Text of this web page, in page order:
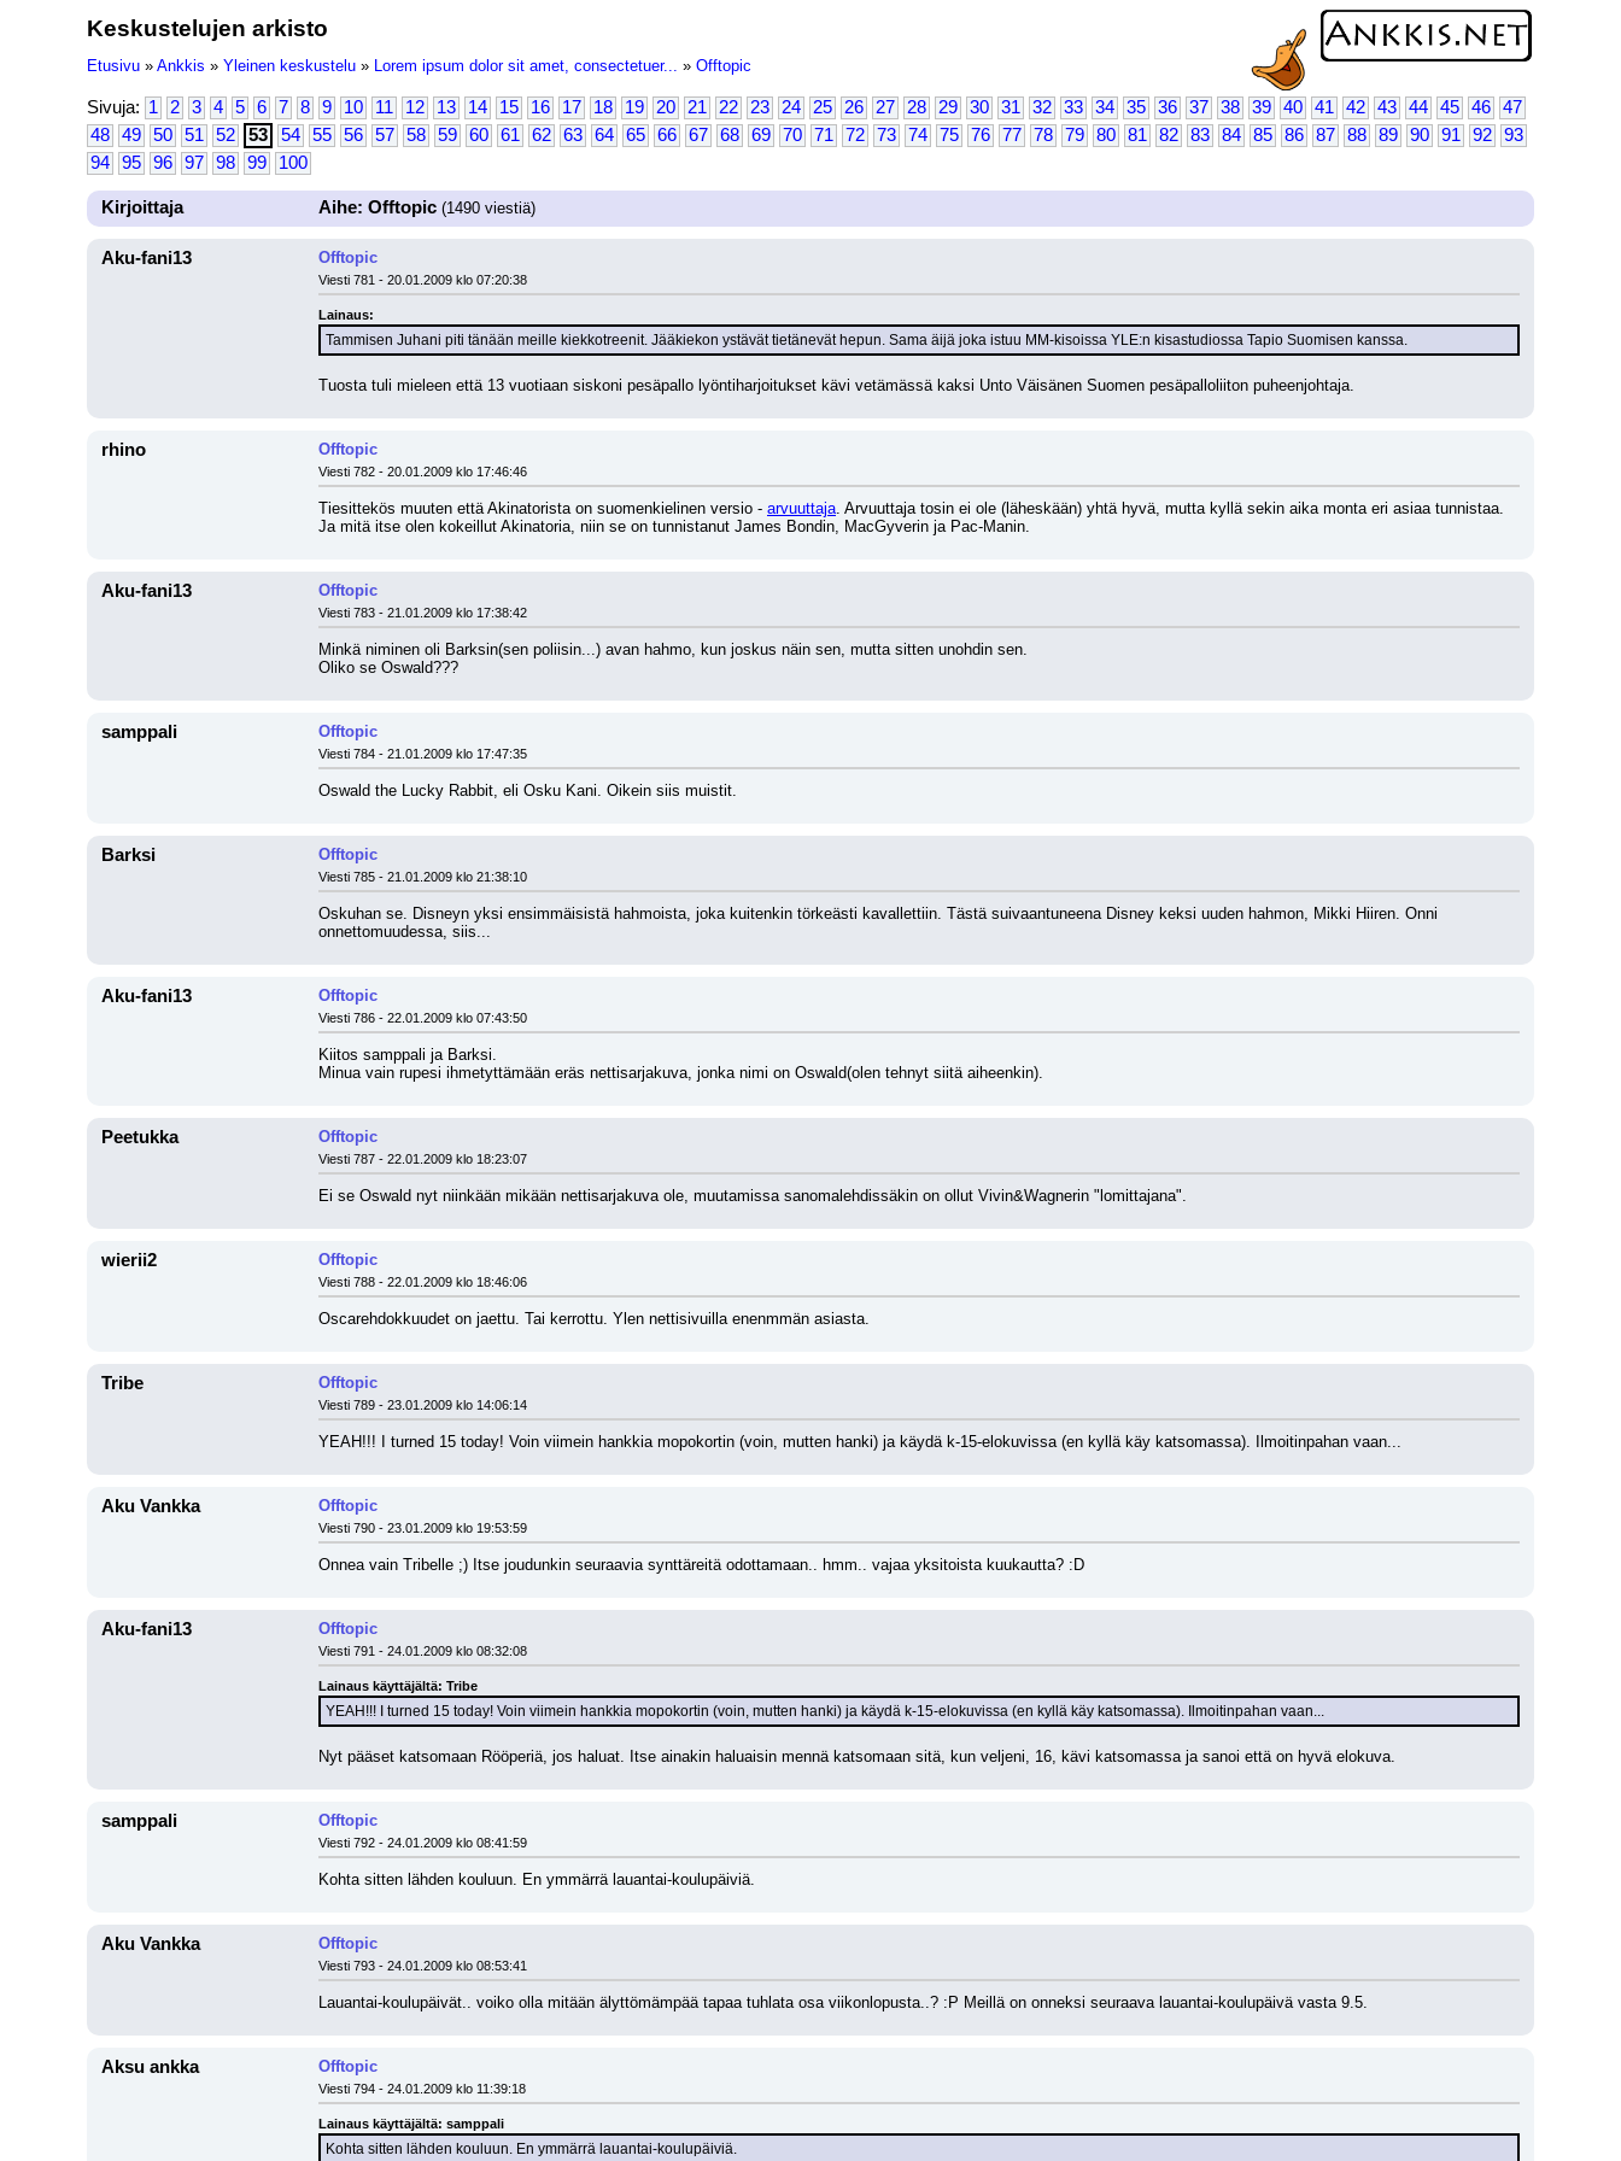
Keskustelujen arkisto
Etusivu » Ankkis » Yleinen keskustelu » Lorem ipsum dolor sit amet, consectetuer... » Offtopic
Sivuja: 1 2 3 4 5 6 7 8 9 10 11 12 13 14 15 16 17 18 19 20 21 22 23 24 25 26 27 28 29 30 31 32 33 34 35 36 37 38 39 40 41 42 43 44 45 46
47
48
49 50 51 52 53 54 55 56 57 58 59 60 61 62 63 64 65 66 67 68 69 70 71 72 73 74 75 76 77 78 79 80 81 82 83 84 85 86 87 88 89 90 91 92
93
94
95 96 97 98 99 100
Kirjoittaja Aihe: Offtopic (1490 viestiä)
Aku-fani13 Offtopic
Viesti 781 - 20.01.2009 klo 07:20:38
Lainaus:
Tammisen Juhani piti tänään meille kiekkotreenit. Jääkiekon ystävät tietänevät hepun. Sama äijä joka istuu MM-kisoissa YLE:n kisastudiossa Tapio Suomisen kanssa.
Tuosta tuli mieleen että 13 vuotiaan siskoni pesäpallo lyöntiharjoitukset kävi vetämässä kaksi Unto Väisänen Suomen pesäpalloliiton puheenjohtaja.
rhino Offtopic
Viesti 782 - 20.01.2009 klo 17:46:46
Tiesittekös muuten että Akinatorista on suomenkielinen versio - arvuuttaja. Arvuuttaja tosin ei ole (läheskään) yhtä hyvä, mutta kyllä sekin aika monta eri asiaa tunnistaa.
Ja mitä itse olen kokeillut Akinatoria, niin se on tunnistanut James Bondin, MacGyverin ja Pac-Manin.
Aku-fani13 Offtopic
Viesti 783 - 21.01.2009 klo 17:38:42
Minkä niminen oli Barksin(sen poliisin...) avan hahmo, kun joskus näin sen, mutta sitten unohdin sen.
Oliko se Oswald???
samppali Offtopic
Viesti 784 - 21.01.2009 klo 17:47:35
Oswald the Lucky Rabbit, eli Osku Kani. Oikein siis muistit.
Barksi Offtopic
Viesti 785 - 21.01.2009 klo 21:38:10
Oskuhan se. Disneyn yksi ensimmäisistä hahmoista, joka kuitenkin törkeästi kavallettiin. Tästä suivaantuneena Disney keksi uuden hahmon, Mikki Hiiren. Onni
onnettomuudessa, siis...
Aku-fani13 Offtopic
Viesti 786 - 22.01.2009 klo 07:43:50
Kiitos samppali ja Barksi.
Minua vain rupesi ihmetyttämään eräs nettisarjakuva, jonka nimi on Oswald(olen tehnyt siitä aiheenkin).
Peetukka Offtopic
Viesti 787 - 22.01.2009 klo 18:23:07
Ei se Oswald nyt niinkään mikään nettisarjakuva ole, muutamissa sanomalehdissäkin on ollut Vivin&Wagnerin "lomittajana".
wierii2 Offtopic
Viesti 788 - 22.01.2009 klo 18:46:06
Oscarehdokkuudet on jaettu. Tai kerrottu. Ylen nettisivuilla enenmmän asiasta.
Tribe Offtopic
Viesti 789 - 23.01.2009 klo 14:06:14
YEAH!!! I turned 15 today! Voin viimein hankkia mopokortin (voin, mutten hanki) ja käydä k-15-elokuvissa (en kyllä käy katsomassa). Ilmoitinpahan vaan...
Aku Vankka Offtopic
Viesti 790 - 23.01.2009 klo 19:53:59
Onnea vain Tribelle ;) Itse joudunkin seuraavia synttäreitä odottamaan.. hmm.. vajaa yksitoista kuukautta? :D
Aku-fani13 Offtopic
Viesti 791 - 24.01.2009 klo 08:32:08
Lainaus käyttäjältä: Tribe
YEAH!!! I turned 15 today! Voin viimein hankkia mopokortin (voin, mutten hanki) ja käydä k-15-elokuvissa (en kyllä käy katsomassa). Ilmoitinpahan vaan...
Nyt pääset katsomaan Rööperiä, jos haluat. Itse ainakin haluaisin mennä katsomaan sitä, kun veljeni, 16, kävi katsomassa ja sanoi että on hyvä elokuva.
samppali Offtopic
Viesti 792 - 24.01.2009 klo 08:41:59
Kohta sitten lähden kouluun. En ymmärrä lauantai-koulupäiviä.
Aku Vankka Offtopic
Viesti 793 - 24.01.2009 klo 08:53:41
Lauantai-koulupäivät.. voiko olla mitään älyttömämpää tapaa tuhlata osa viikonlopusta..? :P Meillä on onneksi seuraava lauantai-koulupäivä vasta 9.5.
Aksu ankka Offtopic
Viesti 794 - 24.01.2009 klo 11:39:18
Lainaus käyttäjältä: samppali
Kohta sitten lähden kouluun. En ymmärrä lauantai-koulupäiviä.